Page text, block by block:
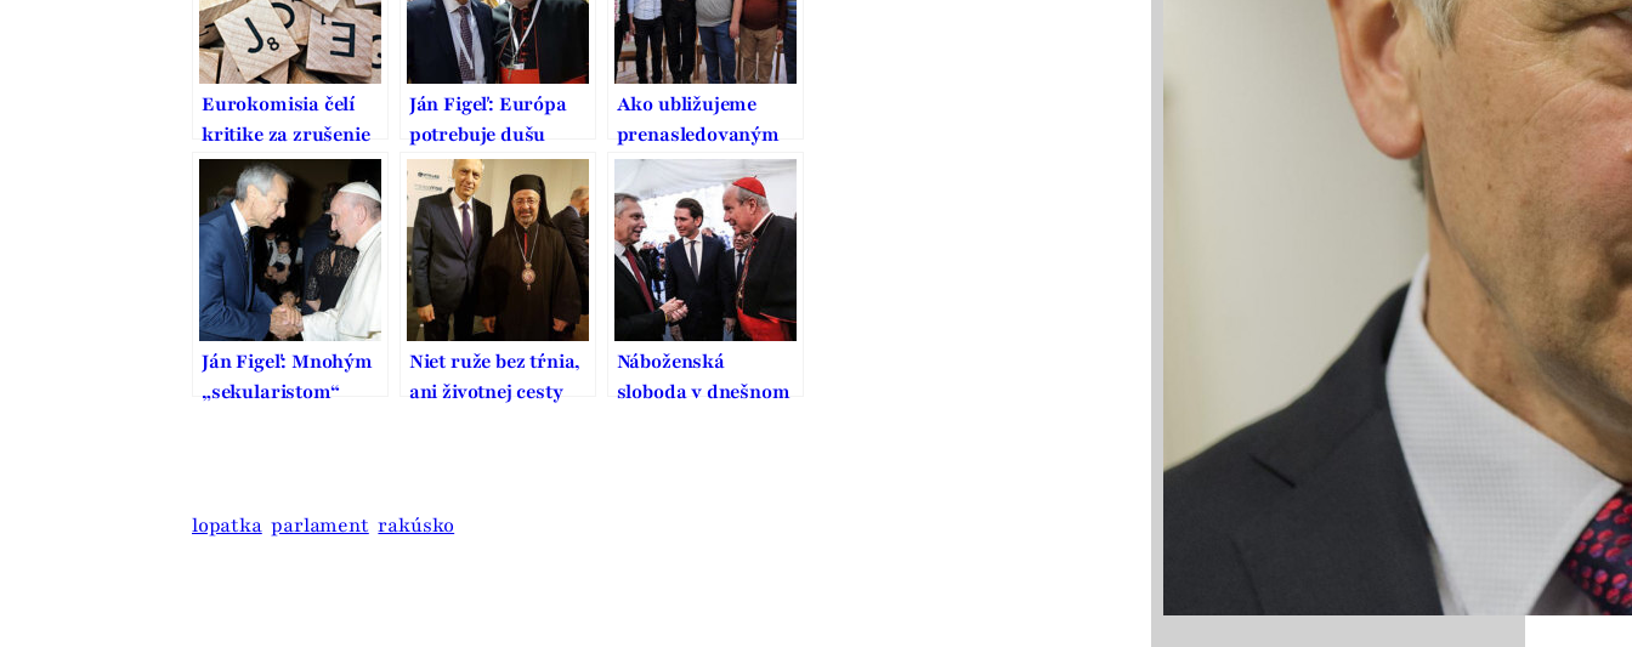
Eurokomisia čelí
kritike za zrušenie
pozície vyslanca EÚ
pre náboženskú
slobodu
Ján Figeľ: Európa
potrebuje dušu
Ako ubližujeme
prenasledovaným
kresťanom?
Ľahostajnosťou,
nevedomosťou a
strachom
Ján Figeľ: Mnohým
„sekularistom“
zaoberať
náboženstvom
Niet ruže bez tŕnia,
ani životnej cesty
Náboženská
sloboda v dnešnom
lopatka parlament rakúsko